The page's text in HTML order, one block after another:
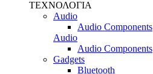
ΤΕΧΝΟΛΟΓΙΑ
Audio
Audio Components
Audio
Audio Components
Gadgets
Bluetooth